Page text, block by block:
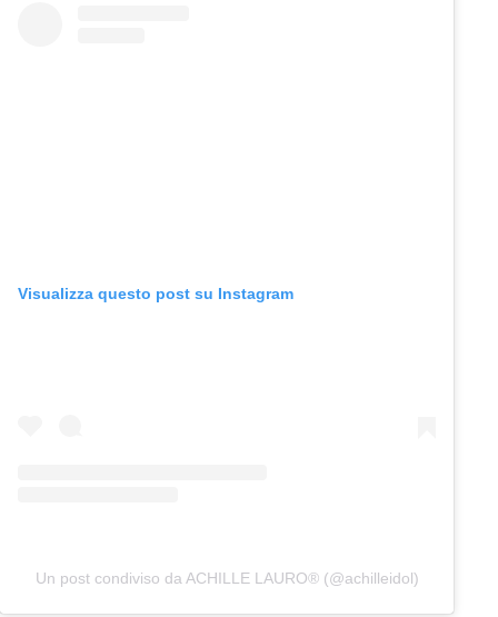
Visualizza questo post su Instagram
Un post condiviso da ACHILLE LAURO® (@achilleidol)